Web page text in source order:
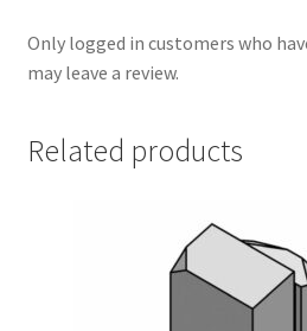
Only logged in customers who
may leave a review.
Related products